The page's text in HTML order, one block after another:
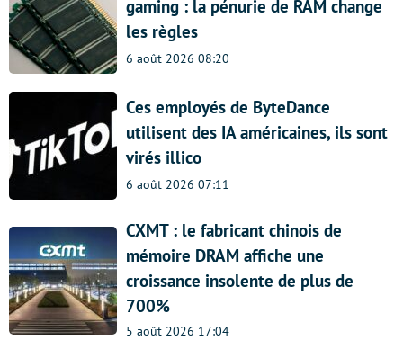
gaming : la pénurie de RAM change
les règles
6 août 2026 08:20
Ces employés de ByteDance
utilisent des IA américaines, ils sont
virés illico
6 août 2026 07:11
CXMT : le fabricant chinois de
mémoire DRAM affiche une
croissance insolente de plus de
700%
5 août 2026 17:04